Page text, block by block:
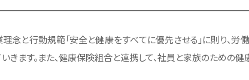
念と行動規範「安全と健康をすべてに優先させる」に則り、
ます。また、健康保険組合と連携して、社員と家族のための健